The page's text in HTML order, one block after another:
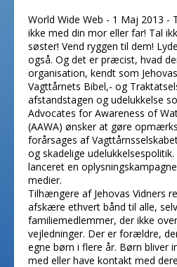
World Wide Web - 1 Maj 2013 -
ikke med din mor eller far! Tal
søster! Vend ryggen til dem!
også. Og det er præcist, hvad
organisation, kendt som
Vagttårnets Bibel,- og
afstandstagen og udelukkelse
Advocates for Awareness of
(AAWA) ønsker at gøre
forårsages af
og skadelige
lanceret en
medier.
Tilhængere af Jehovas Vidners
afskære ethvert bånd til alle,
familiemedlemmer, der ikke
vejledninger. Der er forældre,
egne børn i flere år. Børn bliver
med eller have kontakt med